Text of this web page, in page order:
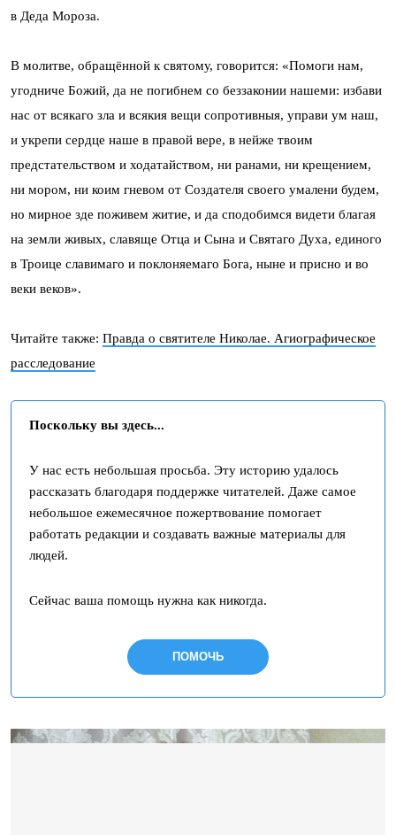
в Деда Мороза.
В молитве, обращённой к святому, говорится: «Помоги нам,
угодниче Божий, да не погибнем со беззаконии нашеми: избави
нас от всякаго зла и всякия вещи сопротивныя, управи ум наш,
и укрепи сердце наше в правой вере, в нейже твоим
предстательством и ходатайством, ни ранами, ни крещением,
ни мором, ни коим гневом от Создателя своего умалени будем,
но мирное зде поживем житие, и да сподобимся видети благая
на земли живых, славяще Отца и Сына и Святаго Духа, единого
в Троице славимаго и поклоняемаго Бога, ныне и присно и во
веки веков».
Читайте также: Правда о святителе Николае. Агиографическое
расследование
Поскольку вы здесь...
У нас есть небольшая просьба. Эту историю удалось
рассказать благодаря поддержке читателей. Даже самое
небольшое ежемесячное пожертвование помогает
работать редакции и создавать важные материалы для
людей.
Сейчас ваша помощь нужна как никогда.
ПОМОЧЬ